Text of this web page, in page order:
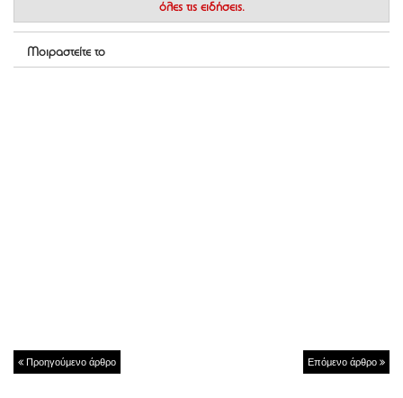
όλες τις ειδήσεις.
Μοιραστείτε το
Προηγούμενο άρθρο Επόμενο άρθρο